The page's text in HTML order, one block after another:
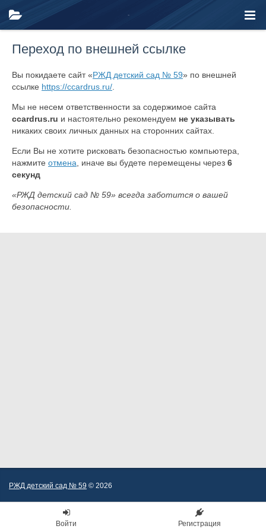
Переход по внешней ссылке
Вы покидаете сайт «РЖД детский сад № 59» по внешней
ссылке https://ccardrus.ru/
Мы не несем ответственности за содержимое сайта
ccardrus.ru и настоятельно рекомендуем не указывать
никаких своих личных данных на сторонних сайтах.
Если Вы не хотите рисковать безопасностью компьютера,
нажмите отмена , иначе вы будете перемещены через 6
секунд
«РЖД детский сад № 59» всегда заботится о вашей
безопасности.
РЖД детский сад № 59 © 2026
Войти Регистрация